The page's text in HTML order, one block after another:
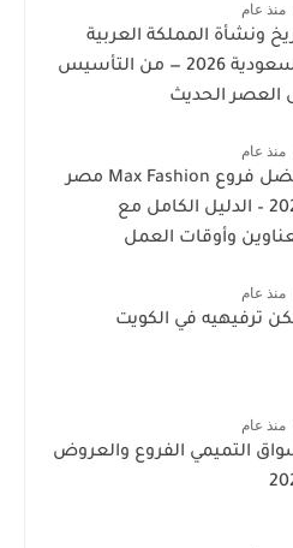
منذ عام
ونشأة المملكة العربية
السعودية 2026 — من التأسيس
العصر الحديث
منذ عام
أفضل فروع Max Fashion مصر
2026 – الدليل الكامل مع
وأوقات العمل
منذ عام
ترفيهيه في الكويت
منذ عام
التميمي الفروع والعروض